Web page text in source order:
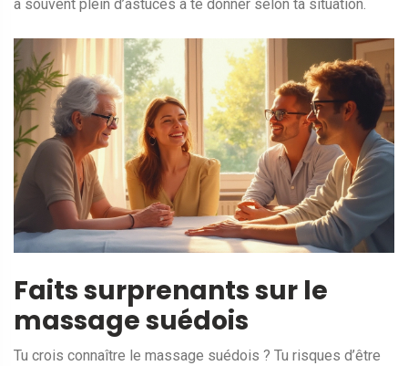
a souvent plein d’astuces à te donner selon ta situation.
Faits surprenants sur le
massage suédois
Tu crois connaître le massage suédois ? Tu risques d’être